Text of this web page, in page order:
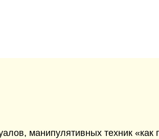
манипулятивных техник «как